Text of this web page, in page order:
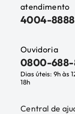
atendimento
4004-8888
Ouvidoria
0800-688-
Dias úteis: 9h às
18h
Central de